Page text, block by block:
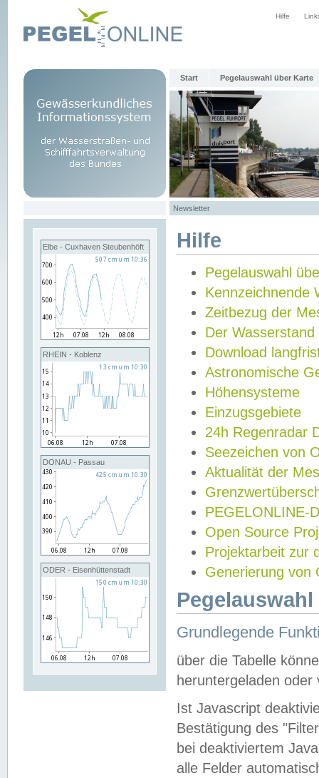
Hilfe
Start Pegelauswahl über Karte
Newsletter
Elbe - Cuxhaven Steubenhöft
RHEIN - Koblenz
DONAU - Passau
ODER - Eisenhüttenstadt
Hilfe
Pegelauswahl
Kennzeichnende
Zeitbezug der
Der Wasserstand
Download
Astronomische
Höhensysteme
Einzugsgebiete
24h Regenradar
Seezeichen von
Aktualität der
PEGELONLINE-
Open Source
Projektarbeit zur
Generierung von
Grundlegende
über die Tabelle
heruntergeladen oder
Ist Javascript
Bestätigung des
bei deaktiviertem
alle Felder